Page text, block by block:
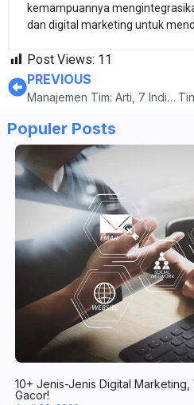
kemampuannya
dan digital marketing untuk
Post Views: 11
PREVIOUS
Manajemen Tim: Arti, 7 Indikator Utama, dan Cara Membangunnya
Populer Posts